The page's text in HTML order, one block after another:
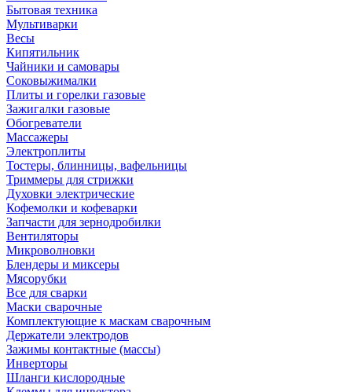
Бытовая техника
Мультиварки
Весы
Кипятильник
Чайники и самовары
Соковыжималки
Плиты и горелки газовые
Зажигалки газовые
Обогреватели
Массажеры
Электроплиты
Тостеры, блинницы, вафельницы
Триммеры для стрижки
Духовки электрические
Кофемолки и кофеварки
Запчасти для зернодробилки
Вентиляторы
Микроволновки
Блендеры и миксеры
Мясорубки
Все для сварки
Маски сварочные
Комплектующие к маскам сварочным
Держатели электродов
Зажимы контактные (массы)
Инверторы
Шланги кислородные